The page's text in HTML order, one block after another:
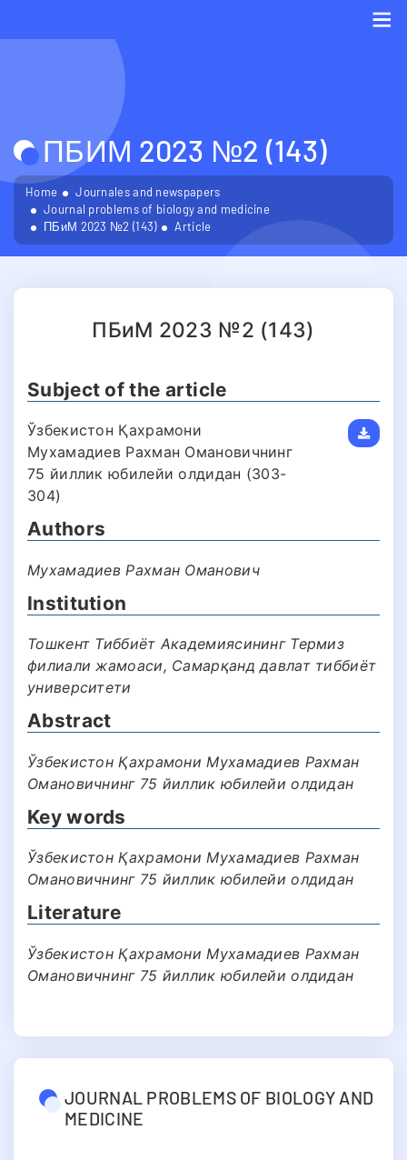
ПБИМ 2023 №2 (143)
Home
Journales and newspapers
Journal problems of biology and medicine
ПБиМ 2023 №2 (143)
Article
ПБиМ 2023 №2 (143)
Subject of the article
Ўзбекистон Қахрамони
Мухамадиев Рахман Омановичнинг
75 йиллик юбилейи олдидан (303-
304)
Authors
Мухамадиев Рахман Оманович
Institution
Тошкент Тиббиёт Академиясининг Термиз
филиали жамоаси, Самарқанд давлат тиббиёт
университети
Abstract
Ўзбекистон Қахрамони Мухамадиев Рахман
Омановичнинг 75 йиллик юбилейи олдидан
Key words
Ўзбекистон Қахрамони Мухамадиев Рахман
Омановичнинг 75 йиллик юбилейи олдидан
Literature
Ўзбекистон Қахрамони Мухамадиев Рахман
Омановичнинг 75 йиллик юбилейи олдидан
JOURNAL PROBLEMS OF BIOLOGY AND
MEDICINE